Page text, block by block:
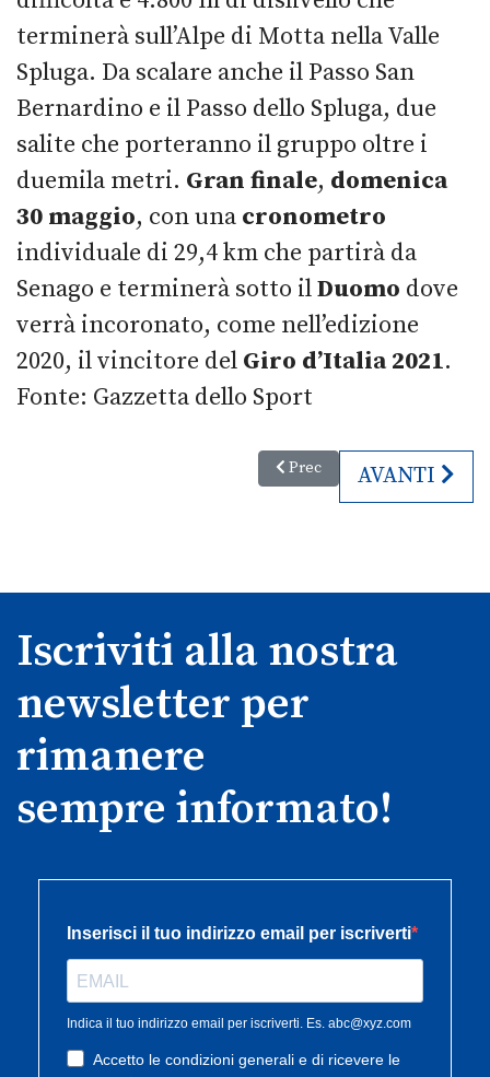
terminerà sull’Alpe di Motta nella Valle
Spluga. Da scalare anche il Passo San
Bernardino e il Passo dello Spluga, due
salite che porteranno il gruppo oltre i
duemila metri. Gran finale, domenica
30 maggio, con una cronometro
individuale di 29,4 km che partirà da
Senago e terminerà sotto ilDuomo dove
verrà incoronato, come nell’edizione
2020, il vincitore del Giro d’Italia 2021.
Fonte: Gazzetta dello Sport
Articolo precedente: Luna
Prec ARTICOLO
AVANTI
Iscriviti alla nostra
newsletter per
rimanere
sempre informato!